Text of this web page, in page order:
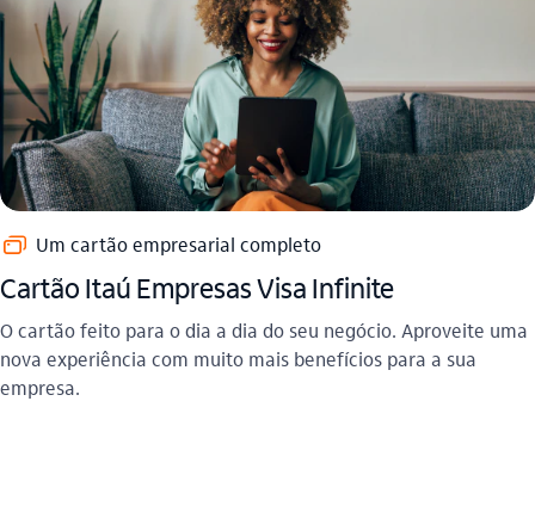
cartoes_outline Um cartão empresarial completo
Cartão Itaú Empresas Visa Infinite
O cartão feito para o dia a dia do seu negócio. Aproveite uma
nova experiência com muito mais benefícios para a sua
empresa.